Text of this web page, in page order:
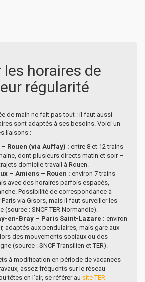
les horaires de
régularité
de main ne fait pas tout : il faut aussi
sont adaptés à ses besoins. Voici un
liaisons :
Rouen (via Auffay) : entre 8 et 12 trains
dont plusieurs directs matin et soir –
domicile-travail à Rouen.
– Amiens – Rouen : environ 7 trains
avec des horaires parfois espacés,
Possibilité de correspondance à
via Gisors, mais il faut surveiller les
(source : SNCF TER Normandie).
en-Bray – Paris Saint-Lazare : environ
adaptés aux pendulaires, mais gare aux
des mouvements sociaux ou des
(source : SNCF Transilien et TER).
à modification en période de vacances
assez fréquents sur le réseau
têtes en l’air, se référer au site TER